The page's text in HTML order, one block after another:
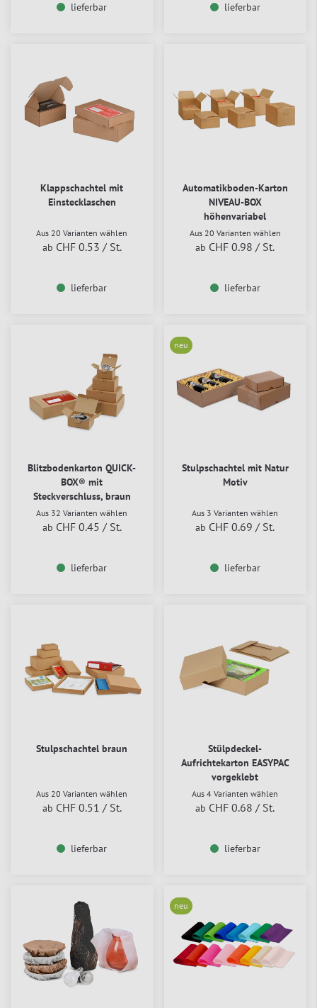
lieferbar lieferbar
Klappschachtel mit
Einstecklaschen
Aus 20 Varianten wählen
ab CHF 0.53 / St.
lieferbar
Automatikboden-Karton
NIVEAU-BOX
höhenvariabel
Aus 20 Varianten wählen
ab CHF 0.98 / St.
lieferbar
Blitzbodenkarton QUICK-
BOX® mit
Steckverschluss, braun
Aus 32 Varianten wählen
ab CHF 0.45 / St.
lieferbar
neu
Stulpschachtel mit Natur
Motiv
Aus 3 Varianten wählen
ab CHF 0.69 / St.
lieferbar
Stulpschachtel braun
Aus 20 Varianten wählen
ab CHF 0.51 / St.
lieferbar
Stülpdeckel-
Aufrichtekarton EASYPAC
vorgeklebt
Aus 4 Varianten wählen
ab CHF 0.68 / St.
lieferbar
neu